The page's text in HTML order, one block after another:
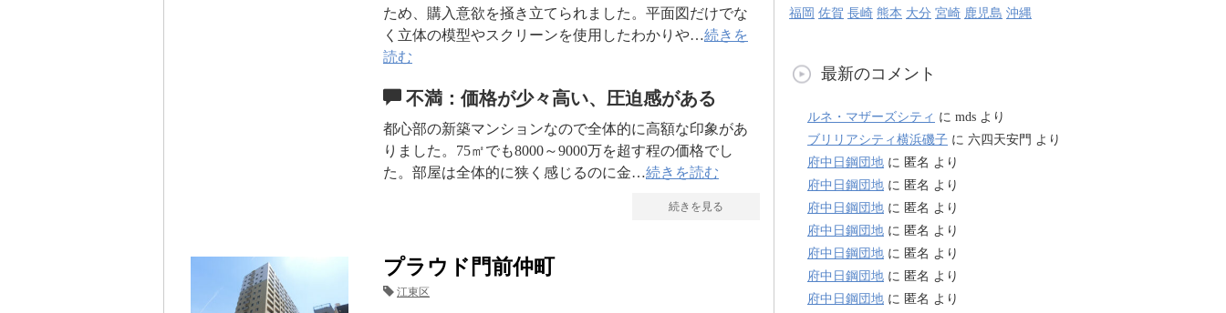
ため、購入意欲を掻き立てられました。平面図だけでな
く立体の模型やスクリーンを使用したわかりや…続きを
読む
不満：価格が少々高い、圧迫感がある
都心部の新築マンションなので全体的に高額な印象があ
りました。75㎡でも8000～9000万を超す程の価格でし
た。部屋は全体的に狭く感じるのに金…続きを読む
続きを見る
プラウド門前仲町
江東区
福岡 佐賀 長崎 熊本 大分 宮崎 鹿児島 沖縄
最新のコメント
ルネ・マザーズシティ に mds より
ブリリアシティ横浜磯子 に 六四天安門 より
府中日鋼団地 に 匿名 より
府中日鋼団地 に 匿名 より
府中日鋼団地 に 匿名 より
府中日鋼団地 に 匿名 より
府中日鋼団地 に 匿名 より
府中日鋼団地 に 匿名 より
府中日鋼団地 に 匿名 より